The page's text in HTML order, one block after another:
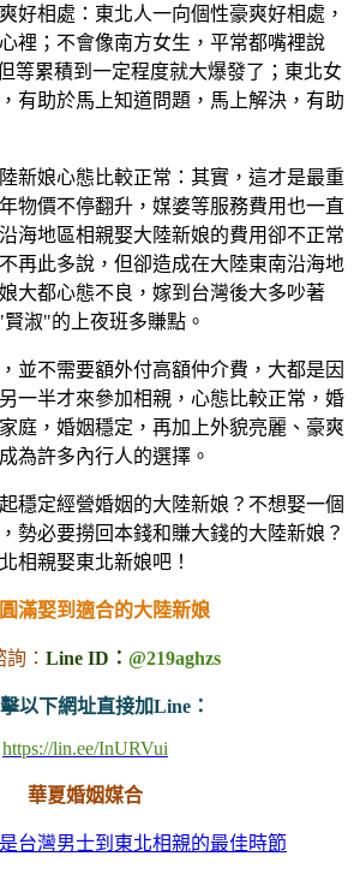
好相處：東北人一向個性豪爽好相處，
裡；不會像南方女生，平常都嘴裡說
等累積到一定程度就大爆發了；東北女
有助於馬上知道問題，馬上解決，有助
新娘心態比較正常：其實，這才是最重
物價不停翻升，媒婆等服務費用也一直
海地區相親娶大陸新娘的費用卻不正常
再此多說，但卻造成在大陸東南沿海地
大都心態不良，嫁到台灣後大多吵著
淑"的上夜班多賺點。
並不需要額外付高額仲介費，大都是因
一半才來參加相親，心態比較正常，婚
庭，婚姻穩定，再加上外貌亮麗、豪爽
為許多內行人的選擇。
穩定經營婚姻的大陸新娘？不想娶一個
勢必要撈回本錢和賺大錢的大陸新娘？
相親娶東北新娘吧！
滿娶到適合的大陸新娘
： Line ID： @219aghzs
以下網址直接加Line：
https://lin.ee/InURVui
華夏婚姻媒合
台灣男士到東北相親的最佳時節